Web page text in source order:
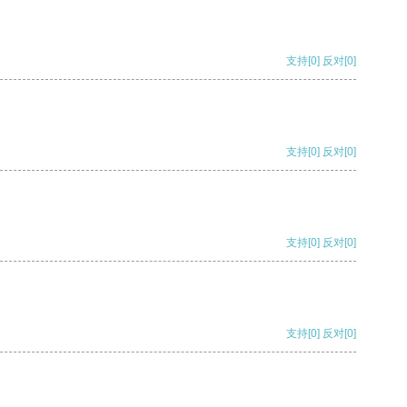
支持[0] 反对[0]
支持[0] 反对[0]
支持[0] 反对[0]
支持[0] 反对[0]